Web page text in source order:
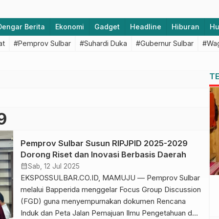
Berita Ekonomi Gadget Headline Hiburan
#Pemprov Sulbar #Suhardi Duka #Gubernur Sulbar
Pemprov Sulbar Susun RIPJPID 2025-2029
Dorong Riset dan Inovasi Berbasis Daerah
calendar_monthSab, 12 Jul 2025
EKSPOSSULBAR.CO.ID, MAMUJU — Pemprov Sulbar
melalui Bapperida menggelar Focus Group Discussion
(FGD) guna menyempurnakan dokumen Rencana
Induk dan Peta Jalan Pemajuan Ilmu Pengetahuan dan